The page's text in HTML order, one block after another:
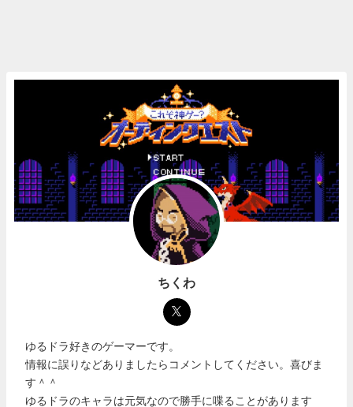
ちくわ
ゆるドラ好きのゲーマーです。
情報に誤りなどありましたらコメントしてください。喜びま
す＾＾
ゆるドラのキャラは元気なので勝手に喋ることがあります